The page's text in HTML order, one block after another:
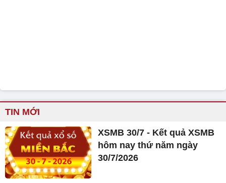
TIN MỚI
XSMB 30/7 - Kết quả XSMB
hôm nay thứ năm ngày
30/7/2026